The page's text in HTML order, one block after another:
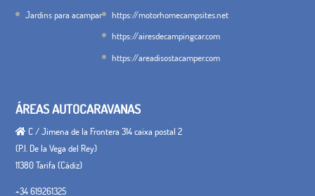
Jardins para acampar
https://motorhomecampsites.net
https://airesdecampingcar.com
https://areadisostacamper.com
ÁREAS AUTOCARAVANAS
C / Jimena de la Frontera 314 caixa postal 2
(P.I. De la Vega del Rey)
11380 Tarifa (Cádiz)
+34 619261325